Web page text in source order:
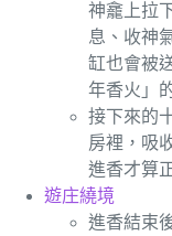
神龕上拉
息、收神
缸也會被
年香火」
接下來的
房裡，吸
進香才算
遊庄繞境
進香結束